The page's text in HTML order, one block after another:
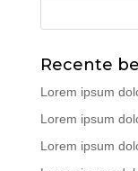
Recente
Lorem ipsum
Lorem ipsum
Lorem ipsum